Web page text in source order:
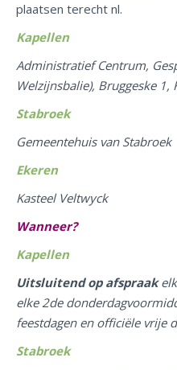
plaatsen terecht nl.
Kapellen
Administratief Centrum,
Welzijnsbalie), Bruggeske 1,
Stabroek
Gemeentehuis van Stabroek
Ekeren
Kasteel Veltwyck
Wanneer?
Kapellen
Uitsluitend op afspraak
elke 2de
feestdagen en officiële vrije
Stabroek